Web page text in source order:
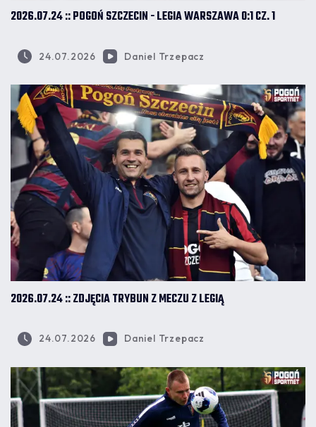
2026.07.24 :: POGOŃ SZCZECIN - LEGIA WARSZAWA 0:1 CZ. 1
24.07.2026 Daniel Trzepacz
2026.07.24 :: ZDJĘCIA TRYBUN Z MECZU Z LEGIĄ
24.07.2026 Daniel Trzepacz